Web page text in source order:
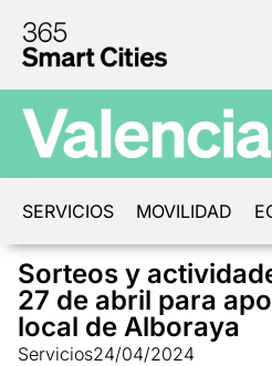
SERVICIOS MOVILIDAD
Sorteos y
27 de abril para
local de Alboraya
Servicios24/04/2024